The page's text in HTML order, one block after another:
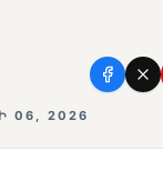
06, 2026